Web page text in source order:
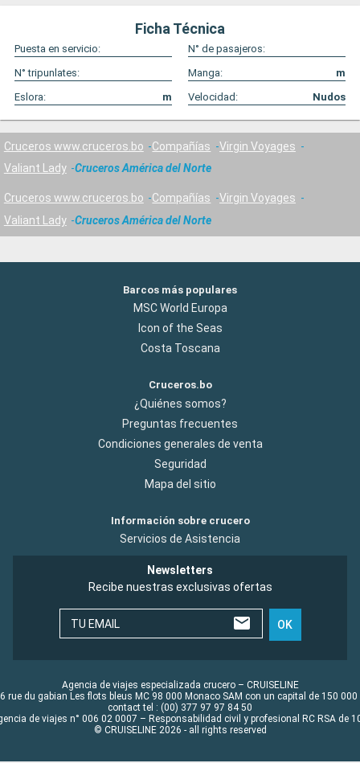
Ficha Técnica
Puesta en servicio:
N° de pasajeros:
N° tripunlates:
Manga:
m
Eslora:
m Velocidad: Nudos
Cruceros www.cruceros.bo Compañías
Virgin Voyages
Valiant Lady
Cruceros América del Norte
Cruceros www.cruceros.bo Compañías
Virgin Voyages
Valiant Lady
Cruceros América del Norte
Barcos más populares
MSC World Europa
Icon of the Seas
Costa Toscana
Cruceros.bo
¿Quiénes somos?
Preguntas frecuentes
Condiciones generales de venta
Seguridad
Mapa del sitio
Información sobre crucero
Servicios de Asistencia
Newsletters
Recibe nuestras exclusivas ofertas
TU EMAIL OK
Agencia de viajes especializada crucero – CRUISELINE
rue du gabian Les flots bleus MC 98 000 Monaco SAM con un capital de 150 000
contact tel : (00) 377 97 97 84 50
de viajes n° 006 02 0007 – Responsabilidad civil y profesional RC RSA de
© CRUISELINE 2026 - all rights reserved